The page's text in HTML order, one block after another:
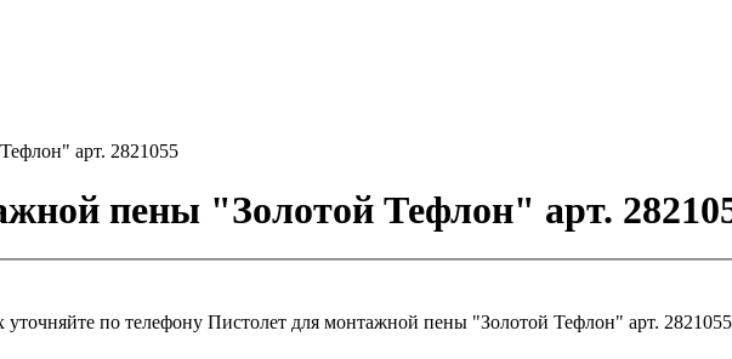
арт. 2821055
пены "Золотой Тефлон" арт.
уточняйте по телефону
Пистолет для монтажной пены "Золотой Тефлон" арт. 2821055